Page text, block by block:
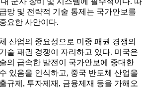
망 및 전략적 기술 통제는 국가안보를
요한 사안이다.
산업의 중요성으로 미중 패권 경쟁의
술 패권 경쟁이 자리하고 있다. 미국은
의 급속한 발전이 국가안보에 중대한
있음을 인식하고, 중국 반도체 산업을
규제, 투자제재, 금융제재 등을 가해오